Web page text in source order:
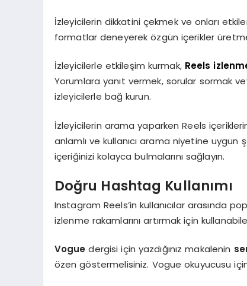
İzleyicilerin dikkatini çekmek ve onları
formatlar deneyerek özgün içerikler
İzleyicilerle etkileşim kurmak, Reels
Yorumlara yanıt vermek, sorular sormak
izleyicilerle bağ kurun.
İzleyicilerin arama yaparken Reels
anlamlı ve kullanıcı arama niyetine
içeriğinizi kolayca bulmalarını sağlayın.
Doğru Hashtag Kullanımı
Instagram Reels’in kullanıcılar arasında
izlenme rakamlarını artırmak için
Vogue dergisi için yazdığınız makalenin
özen göstermelisiniz. Vogue okuyucusu